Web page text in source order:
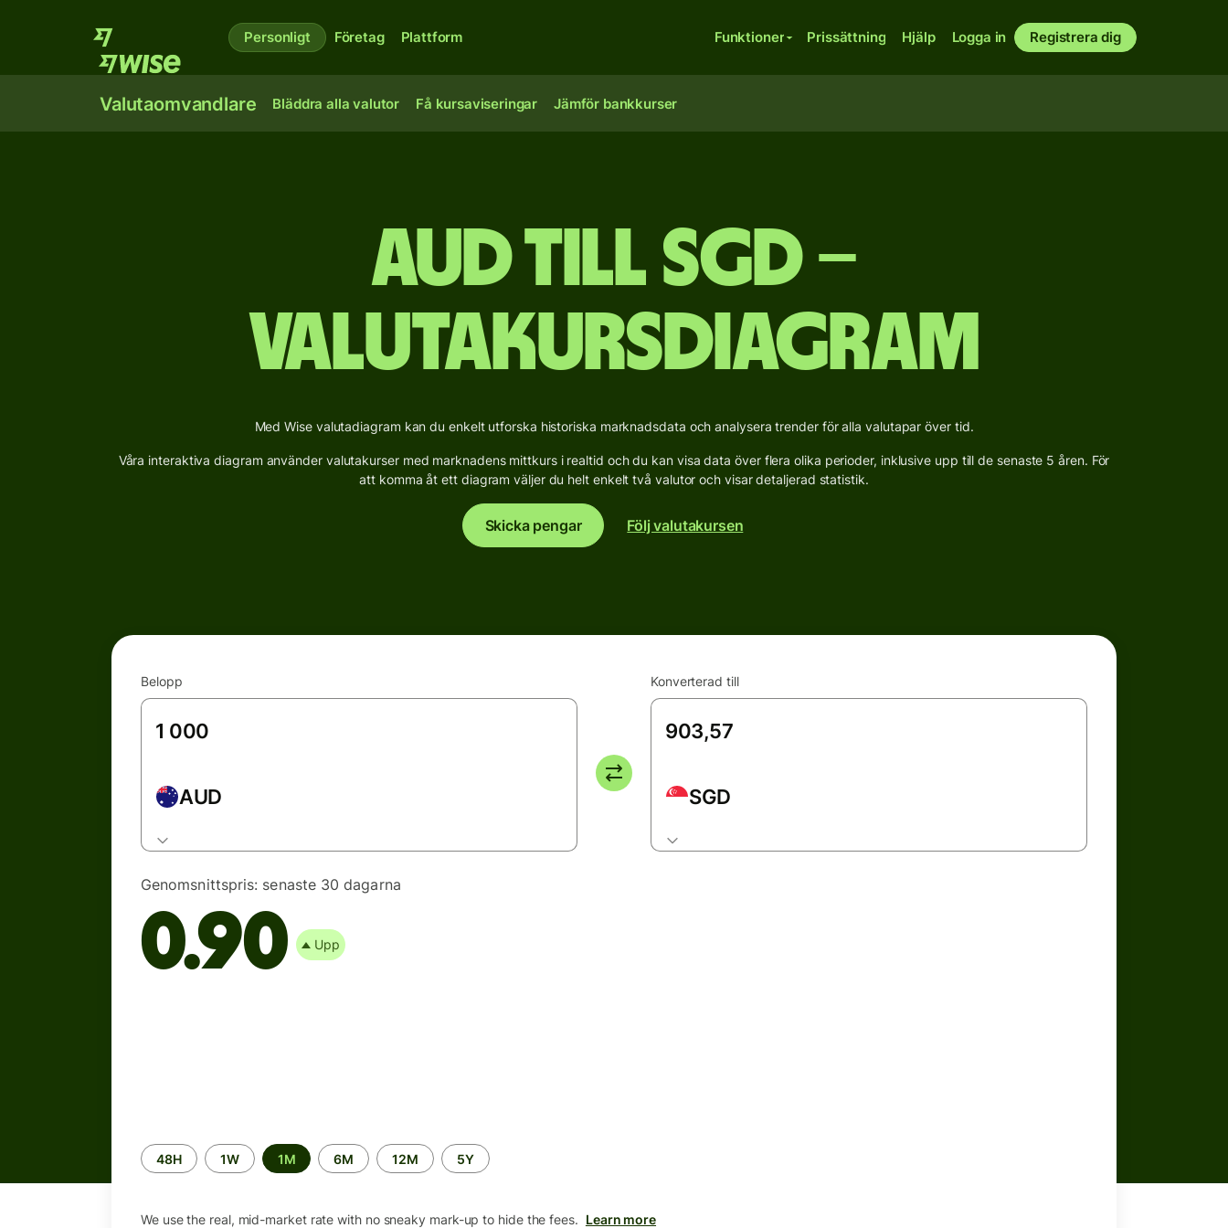
Personligt Företag Plattform Funktioner Prissättning Hjälp Logga in Registrera dig
Valutaomvandlare Bläddra alla valutor Få kursaviseringar Jämför bankkurser
AUD till SGD –
Valutakursdiagram
Med Wise valutadiagram kan du enkelt utforska historiska marknadsdata och analysera trender för alla valutapar över tid.
Våra interaktiva diagram använder valutakurser med marknadens mittkurs i realtid och du kan visa data över flera olika perioder, inklusive upp till de senaste 5 åren. För
att komma åt ett diagram väljer du helt enkelt två valutor och visar detaljerad statistik.
Skicka pengar Följ valutakursen
Belopp
AUD
Konverterad till
SGD
Genomsnittspris: senaste 30 dagarna
0.90 Upp
Time
period
48H 1W 1M 6M 12M 5Y
We use the real, mid-market rate with no sneaky mark-up to hide the fees. Learn more